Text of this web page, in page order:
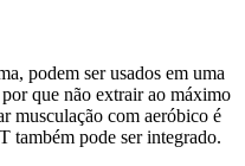
podem ser usados em uma
que não extrair ao máximo
musculação com aeróbico é
também pode ser integrado.